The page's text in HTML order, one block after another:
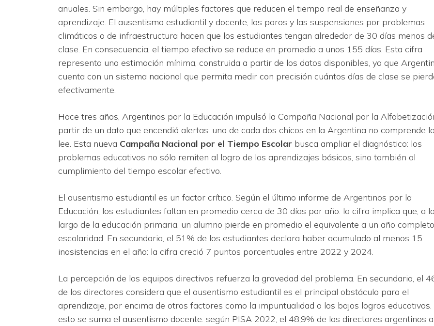
anuales. Sin embargo, hay múltiples factores que reducen el tiempo real de enseñanza y
aprendizaje. El ausentismo estudiantil y docente, los paros y las suspensiones por problemas
climáticos o de infraestructura hacen que los estudiantes tengan alrededor de 30 días menos
clase. En consecuencia, el tiempo efectivo se reduce en promedio a unos 155 días. Esta cifra
representa una estimación mínima, construida a partir de los datos disponibles, ya que
cuenta con un sistema nacional que permita medir con precisión cuántos días de clase se
efectivamente.
Hace tres años, Argentinos por la Educación impulsó la Campaña Nacional por la
partir de un dato que encendió alertas: uno de cada dos chicos en la Argentina no comprende
lee. Esta nueva Campaña Nacional por el Tiempo Escolar busca ampliar el diagnóstico: los
problemas educativos no sólo remiten al logro de los aprendizajes básicos, sino también al
cumplimiento del tiempo escolar efectivo.
El ausentismo estudiantil es un factor crítico. Según el último informe de Argentinos por la
Educación, los estudiantes faltan en promedio cerca de 30 días por año: la cifra implica que, a lo
largo de la educación primaria, un alumno pierde en promedio el equivalente a un año
escolaridad. En secundaria, el 51% de los estudiantes declara haber acumulado al menos 15
inasistencias en el año: la cifra creció 7 puntos porcentuales entre 2022 y 2024.
La percepción de los equipos directivos refuerza la gravedad del problema. En secundaria, el
de los directores considera que el ausentismo estudiantil es el principal obstáculo para el
aprendizaje, por encima de otros factores como la impuntualidad o los bajos logros educativos.
esto se suma el ausentismo docente: según PISA 2022, el 48,9% de los directores argentinos